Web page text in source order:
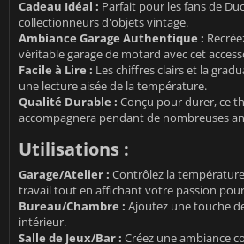
Cadeau Idéal : Parfait pour les fans de
collectionneurs d'objets vintage.
Ambiance Garage Authentique :
véritable garage de motard avec cet
Facile à Lire : Les chiffres clairs et la
une lecture aisée de la température.
Qualité Durable : Conçu pour durer, ce
accompagnera pendant de nombreuses
Utilisations :
Garage/Atelier : Contrôlez la
travail tout en affichant votre passion
Bureau/Chambre : Ajoutez une touche
intérieur.
Salle de Jeux/Bar : Créez une ambiance